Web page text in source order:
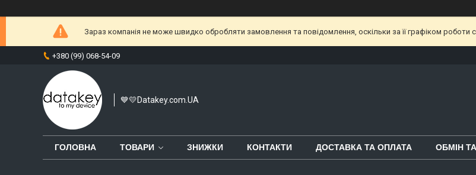
Зараз компанія не може швидко обробляти замовлення та повідомлення, оскільки за її графіком
+380 (99) 068-54-09
💙💛Datakey.com.UA
ГОЛОВНА ТОВАРИ ЗНИЖКИ КОНТАКТИ ДОСТАВКА ТА ОПЛАТА ОБМІН